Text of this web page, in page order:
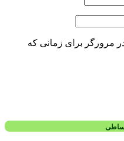
مرورگر برای زمانی که